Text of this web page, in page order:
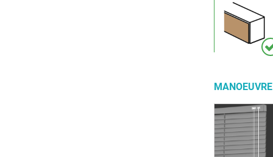
MANOEUVRE